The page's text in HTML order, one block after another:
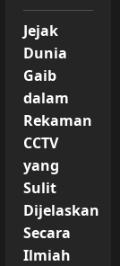
Jejak
Dunia
Gaib
dalam
Rekaman
CCTV
yang
Sulit
Dijelaskan
Secara
Ilmiah